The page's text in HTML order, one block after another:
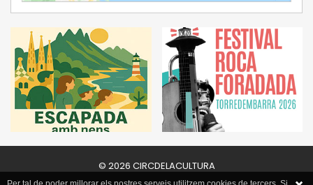
© 2026 CIRCDELACULTURA